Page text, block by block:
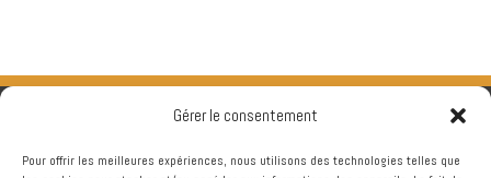
Gérer le consentement
Pour offrir les meilleures expériences, nous utilisons des technologies telles que